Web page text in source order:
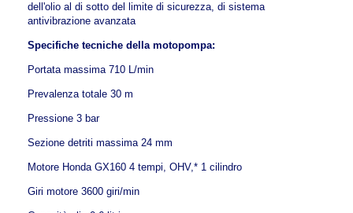
dell'olio al di sotto del limite di sicurezza, di sistema
antivibrazione avanzata
Specifiche tecniche della motopompa:
Portata massima 710 L/min
Prevalenza totale 30 m
Pressione 3 bar
Sezione detriti massima 24 mm
Motore Honda GX160 4 tempi, OHV,* 1 cilindro
Giri motore 3600 giri/min